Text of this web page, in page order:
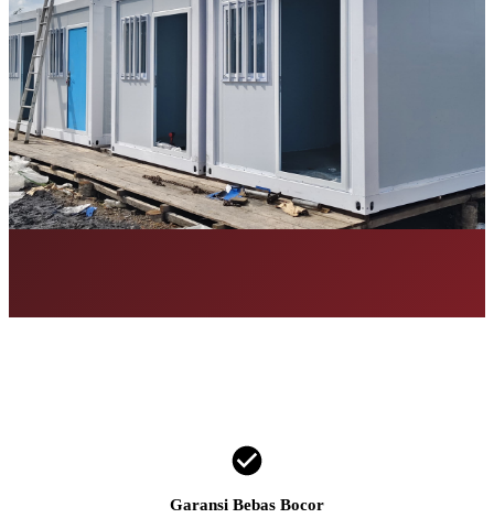
Garansi Bebas Bocor